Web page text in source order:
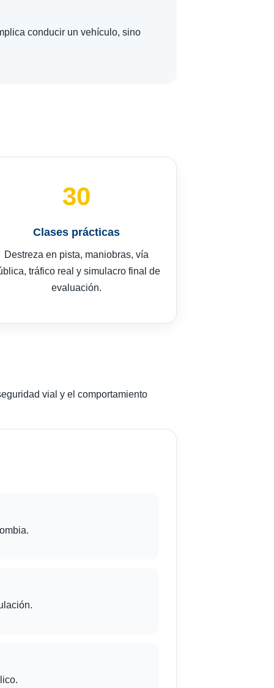
conducir un vehículo, sino
30
Clases prácticas
Destreza en pista, maniobras, vía
tráfico real y simulacro final de
evaluación.
vial y el comportamiento